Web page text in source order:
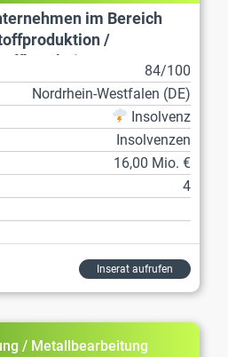
im Bereich
/
84/100
Nordrhein-Westfalen (DE)
Insolvenz
Insolvenzen
16,00 Mio. €
4
Inserat aufrufen
/ Metallbearbeitung